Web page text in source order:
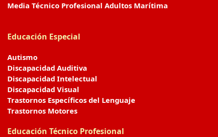
Media Técnico Profesional Adultos Marítima
Educación Especial
Autismo
Discapacidad Auditiva
Discapacidad Intelectual
Discapacidad Visual
Trastornos Específicos del Lenguaje
Trastornos Motores
Educación Técnico Profesional